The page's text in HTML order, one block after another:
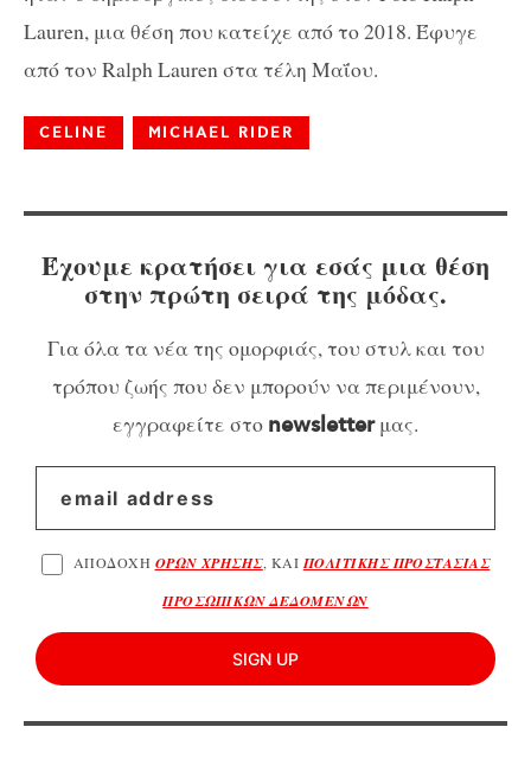
Lauren, μια θέση που κατείχε από το 2018. Έφυγε
από τον Ralph Lauren στα τέλη Μαΐου.
CELINE MICHAEL RIDER
Έχουμε κρατήσει για εσάς μια θέση
στην πρώτη σειρά της μόδας.
Για όλα τα νέα της ομορφιάς, του στυλ και του
τρόπου ζωής που δεν μπορούν να περιμένουν,
εγγραφείτε στο newsletterμας.
ΑΠΟΔΟΧΗ ΟΡΩΝ ΧΡΗΣΗΣ, ΚΑΙΠΟΛΙΤΙΚΗΣ ΠΡΟΣΤΑΣΙΑΣ
ΠΡΟΣΩΠΙΚΩΝ ΔΕΔΟΜΕΝΩΝ
SIGN UP